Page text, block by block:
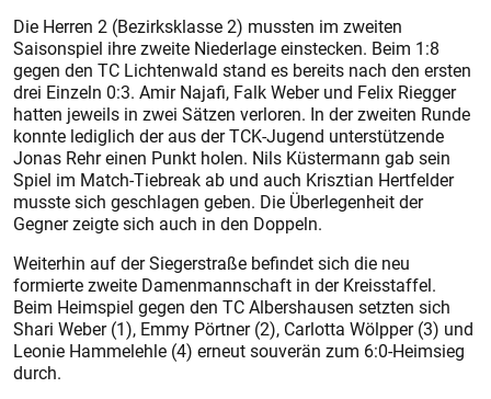
Die Herren 2 (Bezirksklasse 2) mussten im zweiten
Saisonspiel ihre zweite ­Niederlage einstecken. Beim 1:8
gegen den TC Lichtenwald stand es bereits nach den ersten
drei Einzeln 0:3. Amir Najafi, Falk Weber und ­Felix Rieg­ger
hatten jeweils in zwei Sätzen verloren. In der zweiten Runde
konnte lediglich der aus der TCK-Jugend unterstützende
Jonas Rehr einen Punkt holen. Nils Küs­termann gab sein
Spiel im Match-Tiebreak ab und auch Krisz­tian Hertfelder
musste sich geschlagen geben. Die Überlegenheit der
Gegner zeigte sich auch in den Doppeln.
Weiterhin auf der Siegerstraße befindet sich die neu
formierte zweite Damenmannschaft in der Kreisstaffel.
Beim Heimspiel gegen den TC Albershausen setzten sich
Shari Weber (1), Emmy Pörtner (2), Carlotta Wölpper (3) und
Leonie Hammelehle (4) erneut souverän zum 6:0-Heimsieg
durch.